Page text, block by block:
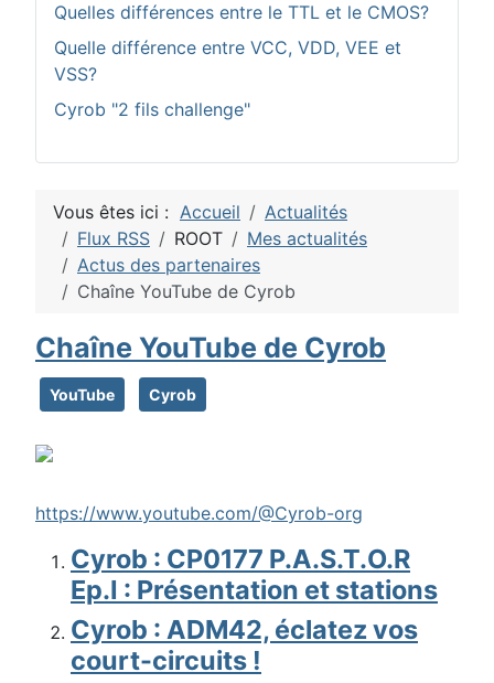
Quelles différences entre le TTL et le CMOS?
Quelle différence entre VCC, VDD, VEE et
VSS?
Cyrob "2 fils challenge"
Vous êtes ici : Accueil
Actualités
Flux RSS
ROOT
Mes actualités
Actus des partenaires
Chaîne YouTube de Cyrob
Chaîne YouTube de Cyrob
YouTube Cyrob
https://www.youtube.com/@Cyrob-org
Cyrob : CP0177 P.A.S.T.O.R
Ep.I : Présentation et stations
Cyrob : ADM42, éclatez vos
court-circuits !